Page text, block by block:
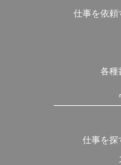
仕事を依頼
各種
仕事を探